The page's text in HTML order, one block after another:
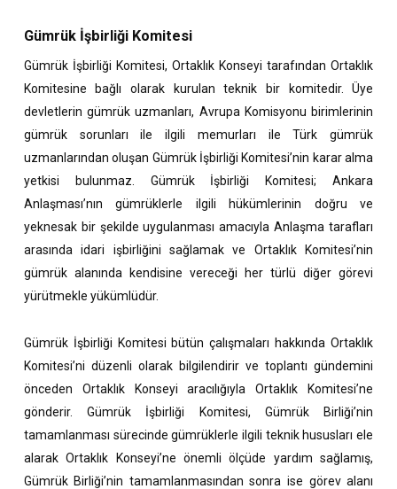
Gümrük İşbirliği Komitesi
Gümrük İşbirliği Komitesi, Ortaklık Konseyi tarafından Ortaklık
Komitesine bağlı olarak kurulan teknik bir komitedir. Üye
devletlerin gümrük uzmanları, Avrupa Komisyonu birimlerinin
gümrük sorunları ile ilgili memurları ile Türk gümrük
uzmanlarından oluşan Gümrük İşbirliği Komitesi’nin karar alma
yetkisi bulunmaz. Gümrük İşbirliği Komitesi; Ankara
Anlaşması’nın gümrüklerle ilgili hükümlerinin doğru ve
yeknesak bir şekilde uygulanması amacıyla Anlaşma tarafları
arasında idari işbirliğini sağlamak ve Ortaklık Komitesi’nin
gümrük alanında kendisine vereceği her türlü diğer görevi
yürütmekle yükümlüdür.
Gümrük İşbirliği Komitesi bütün çalışmaları hakkında Ortaklık
Komitesi’ni düzenli olarak bilgilendirir ve toplantı gündemini
önceden Ortaklık Konseyi aracılığıyla Ortaklık Komitesi’ne
gönderir. Gümrük İşbirliği Komitesi, Gümrük Birliği’nin
tamamlanması sürecinde gümrüklerle ilgili teknik hususları ele
alarak Ortaklık Konseyi’ne önemli ölçüde yardım sağlamış,
Gümrük Birliği’nin tamamlanmasından sonra ise görev alanı